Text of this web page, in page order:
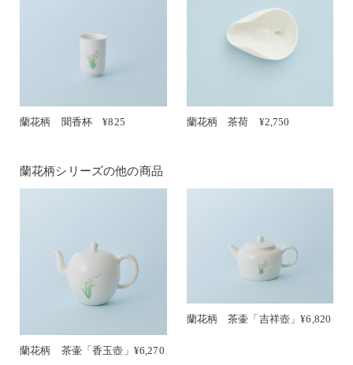
蘭花柄 聞香杯 ¥825 蘭花柄 茶荷 ¥2,750
蘭花柄シリーズの他の商品
蘭花柄 茶壷「香玉壺」¥6,270
蘭花柄 茶壷「吉祥壺」¥6,820